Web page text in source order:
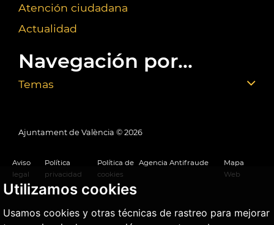
Utilizamos cookies
Usamos cookies y otras técnicas de rastreo para mejorar
Atención ciudadana
Actualidad
Navegación por...
Temas
Ajuntament de València © 2026
Aviso
legal
Política
privacidad
Política de
cookies
Agencia Antifraude
Mapa
Web